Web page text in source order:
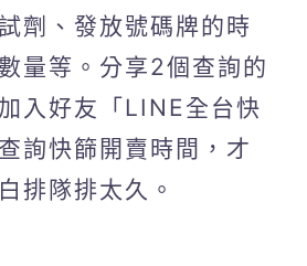
劑、發放號碼牌的時
量等。分享2個查詢的
入好友「LINE全台快
詢快篩開賣時間，才
排隊排太久。